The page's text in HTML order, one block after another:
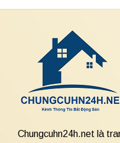
Chungcuhn24h.net là